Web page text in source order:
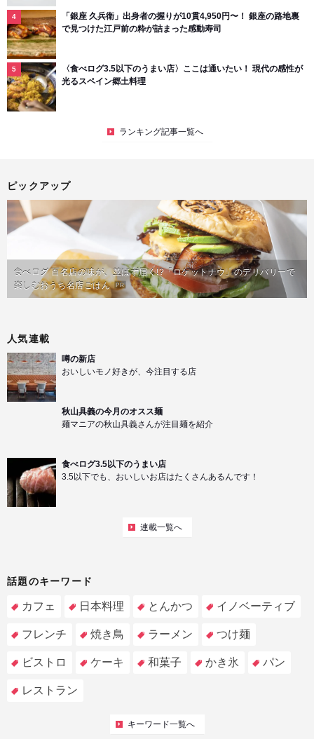
「銀座 久兵衛」出身者の握りが10貫4,950円〜！ 銀座の路地裏
で見つけた江戸前の粋が詰まった感動寿司
〈食べログ3.5以下のうまい店〉ここは通いたい！ 現代の感性が
光るスペイン郷土料理
ランキング記事一覧へ
ピックアップ
食べログ 百名店の味が、並ばず届く!?「ロケットナウ」のデリバリーで
楽しむおうち名店ごはん PR
人気連載
噂の新店
おいしいモノ好きが、今注目する店
秋山具義の今月のオスス麺
麺マニアの秋山具義さんが注目麺を紹介
食べログ3.5以下のうまい店
3.5以下でも、おいしいお店はたくさんあるんです！
連載一覧へ
話題のキーワード
カフェ 日本料理 とんかつ イノベーティブ
フレンチ 焼き鳥 ラーメン つけ麺
ビストロ ケーキ 和菓子 かき氷 パン
レストラン
キーワード一覧へ